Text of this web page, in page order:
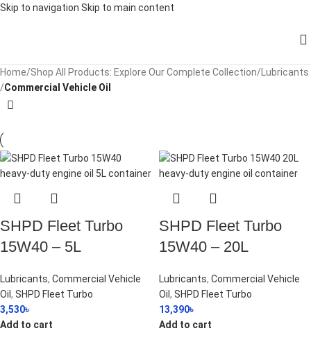
Skip to navigation Skip to main content
Home/Shop All Products: Explore Our Complete Collection/ Lubricants
/Commercial Vehicle Oil
SHPD Fleet Turbo
15W40 – 5L
Lubricants, Commercial Vehicle
Oil , SHPD Fleet Turbo
3,530৳
Add to cart
SHPD Fleet Turbo
15W40 – 20L
Lubricants, Commercial Vehicle
Oil , SHPD Fleet Turbo
13,390৳
Add to cart